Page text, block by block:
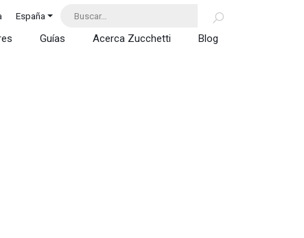
España
Guías Acerca Zucchetti Blog